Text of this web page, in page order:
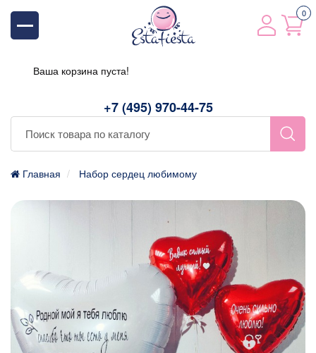
+7 (495) 970-44-75
0
Ваша корзина пуста!
Главная Набор сердец любимому